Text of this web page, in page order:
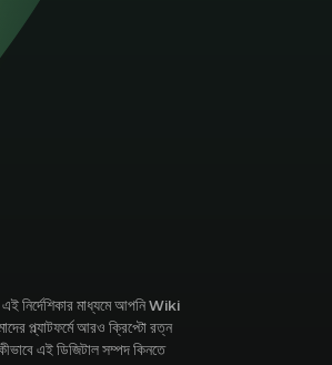
নির্দেশিকার মাধ্যমে আপনি Wiki
প্ল্যাটফর্মে আরও ক্রিপ্টো রত্ন
এই ডিজিটাল সম্পদ কিনতে